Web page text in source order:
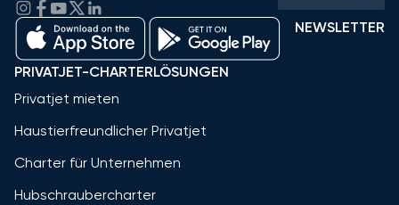
NEWSLETTER
PRIVATJET-CHARTERLÖSUNGEN
Privatjet mieten
Haustierfreundlicher Privatjet
Charter für Unternehmen
Hubschraubercharter